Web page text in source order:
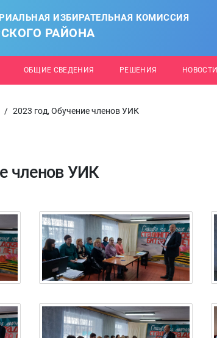
ИЗБИРАТЕЛЬНАЯ КОМИССИЯ
РАЙОНА
ОБЩИЕ СВЕДЕНИЯ РЕШЕНИЯ НОВОСТИ
/ 2023 год, Обучение членов УИК
членов УИК